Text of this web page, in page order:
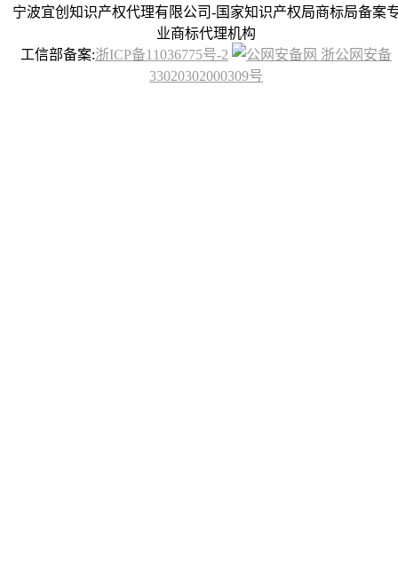
宁波宜创知识产权代理有限公司-国家知识产权局商标局备案
业商标代理机构
工信部备案:浙ICP备11036775号-2
浙公网安备
33020302000309号